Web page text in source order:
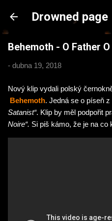
Přeskočit na
Drowned page
Behemoth - O Father
- dubna 19, 2018
Nový klip vydali polský
Behemoth. Jedná se o píseň
Satanist“. Klip by měl podpořit
Noire“. Si piš kámo, že je na co